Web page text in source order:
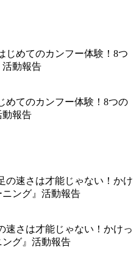
めてのカンフー体験！8つの
動報告
速さは才能じゃない！かけっ
グ』活動報告